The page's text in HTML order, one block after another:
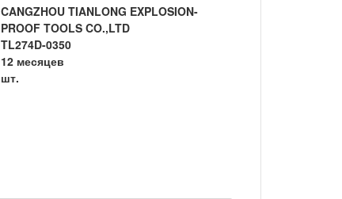
CANGZHOU TIANLONG EXPLOSION-
PROOF TOOLS CO.,LTD
TL274D-0350
12 месяцев
шт.